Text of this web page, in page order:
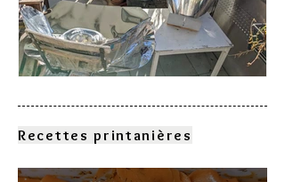
Comment choisir son four
solaire?
Recettes printanières